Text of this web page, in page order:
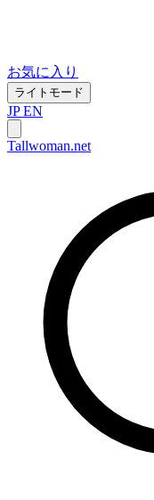
お気に入り
ライトモード
JPEN
Tallwoman.net